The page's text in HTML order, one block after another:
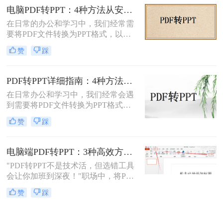
而，当这些静态内容需要被进一步编
辑或在公共场合展示时，将其转换为
PPT格式成为了一种常见的需求。那
么PDF如何转为PPT呢？本文将详细
介绍三种将PDF转换为PPT的方法，
帮助您根据自己的实际需求选择最合
电脑PDF转PPT：4种方法从安装到输出的完整对比！
在日常的办公和学习中，我们经常需
要将PDF文件转换为PPT格式，以便
更好地进行演示和编辑。那么电脑如
何PDF转PPT呢？以下介绍四种常见
赞 踩
PDF转PPT详细指南：4种方法的参数配置和输出效果调优！
在日常办公和学习中，我们经常会遇
到需要将PDF文件转换为PPT格式的
情况。无论是为了便于演示还是进一
步编辑，掌握有效的转换方法都是必
本文将详细介绍几种常用的方法。
赞 踩
电脑端PDF转PPT：3种高效方法的操作步骤和格式保留设置！
"PDF转PPT不是技术活，但选错工具
会让你加班到深夜！"职场中，将PDF
报告一键转化为PPT演示文稿是高频
刚需。然而，90%的办公族曾陷入“转
赞 踩